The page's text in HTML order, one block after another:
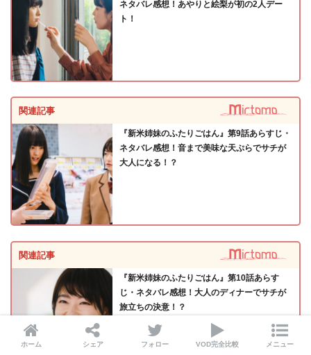
ネタバレ感想！あやりと絵梨が初の2人デー
ト！
関連記事
『新米姉妹のふたりごはん』第9話あらすじ・
ネタバレ感想！音まで美味な天ぷらでサチが
大人になる！？
関連記事
『新米姉妹のふたりごはん』第10話あらす
じ・ネタバレ感想！大人のディナーでサチが
旅立ちの決意！？
ホーム シェア フォロー VOD完全比較 メニュー